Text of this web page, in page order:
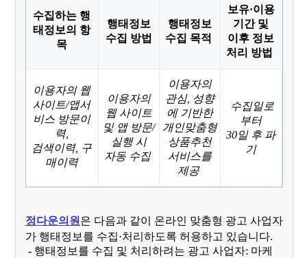
수집하는 행
태정보의 항
목
행태정보
수집 방법
행태정보
수집 목적
보유·이용
기간 및
이후 정보
처리 방법
이용자의 웹
사이트/앱서
비스 방문이
력,
검색이력, 구
매이력
이용자의
웹 사이트
및 앱 방문/
실행 시
자동 수집
이용자의
관심, 성향
에 기반한
개인맞춤형
상품추천
서비스를
제공
수집일로
부터
30일 후 파
기
정다운의원은 다음과 같이 온라인 맞춤형 광고 사업자
가 행태정보를 수집·처리하도록 허용하고 있습니다.
- 행태정보를 수집 및 처리하려는 광고 사업자: 마케